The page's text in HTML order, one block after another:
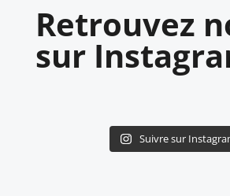
Retrouvez
sur
Suivre sur